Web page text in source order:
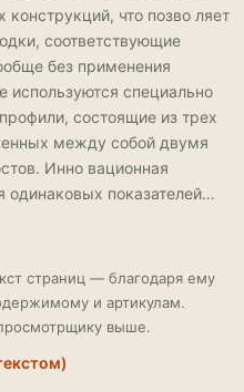
конструкций, что позво ляет
соответствующие
без применения
используются специально
состоящие из трех
между собой двумя
Инно вационная
одинаковых показателей…
страниц — благодаря ему
и артикулам.
выше.